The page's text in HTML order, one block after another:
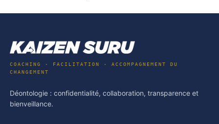
COACHING · FACILITATION · ACCOMPAGNEMENT DU
CHANGEMENT
Déontologie : confidentialité, collaboration, transparence et
bienveillance.